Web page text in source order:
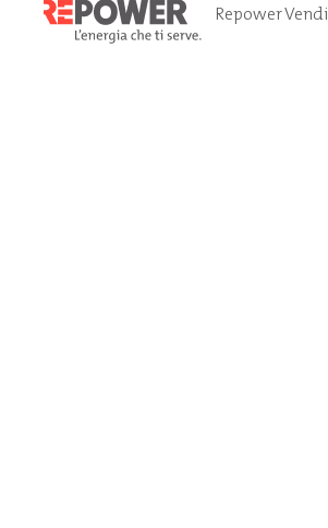
Repower